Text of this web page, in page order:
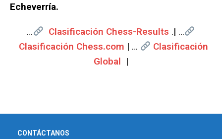
Echeverría.
… Clasificación Chess-Results .| …
Clasificación Chess.com | …
Clasificación
Global |
CONTÁCTANOS